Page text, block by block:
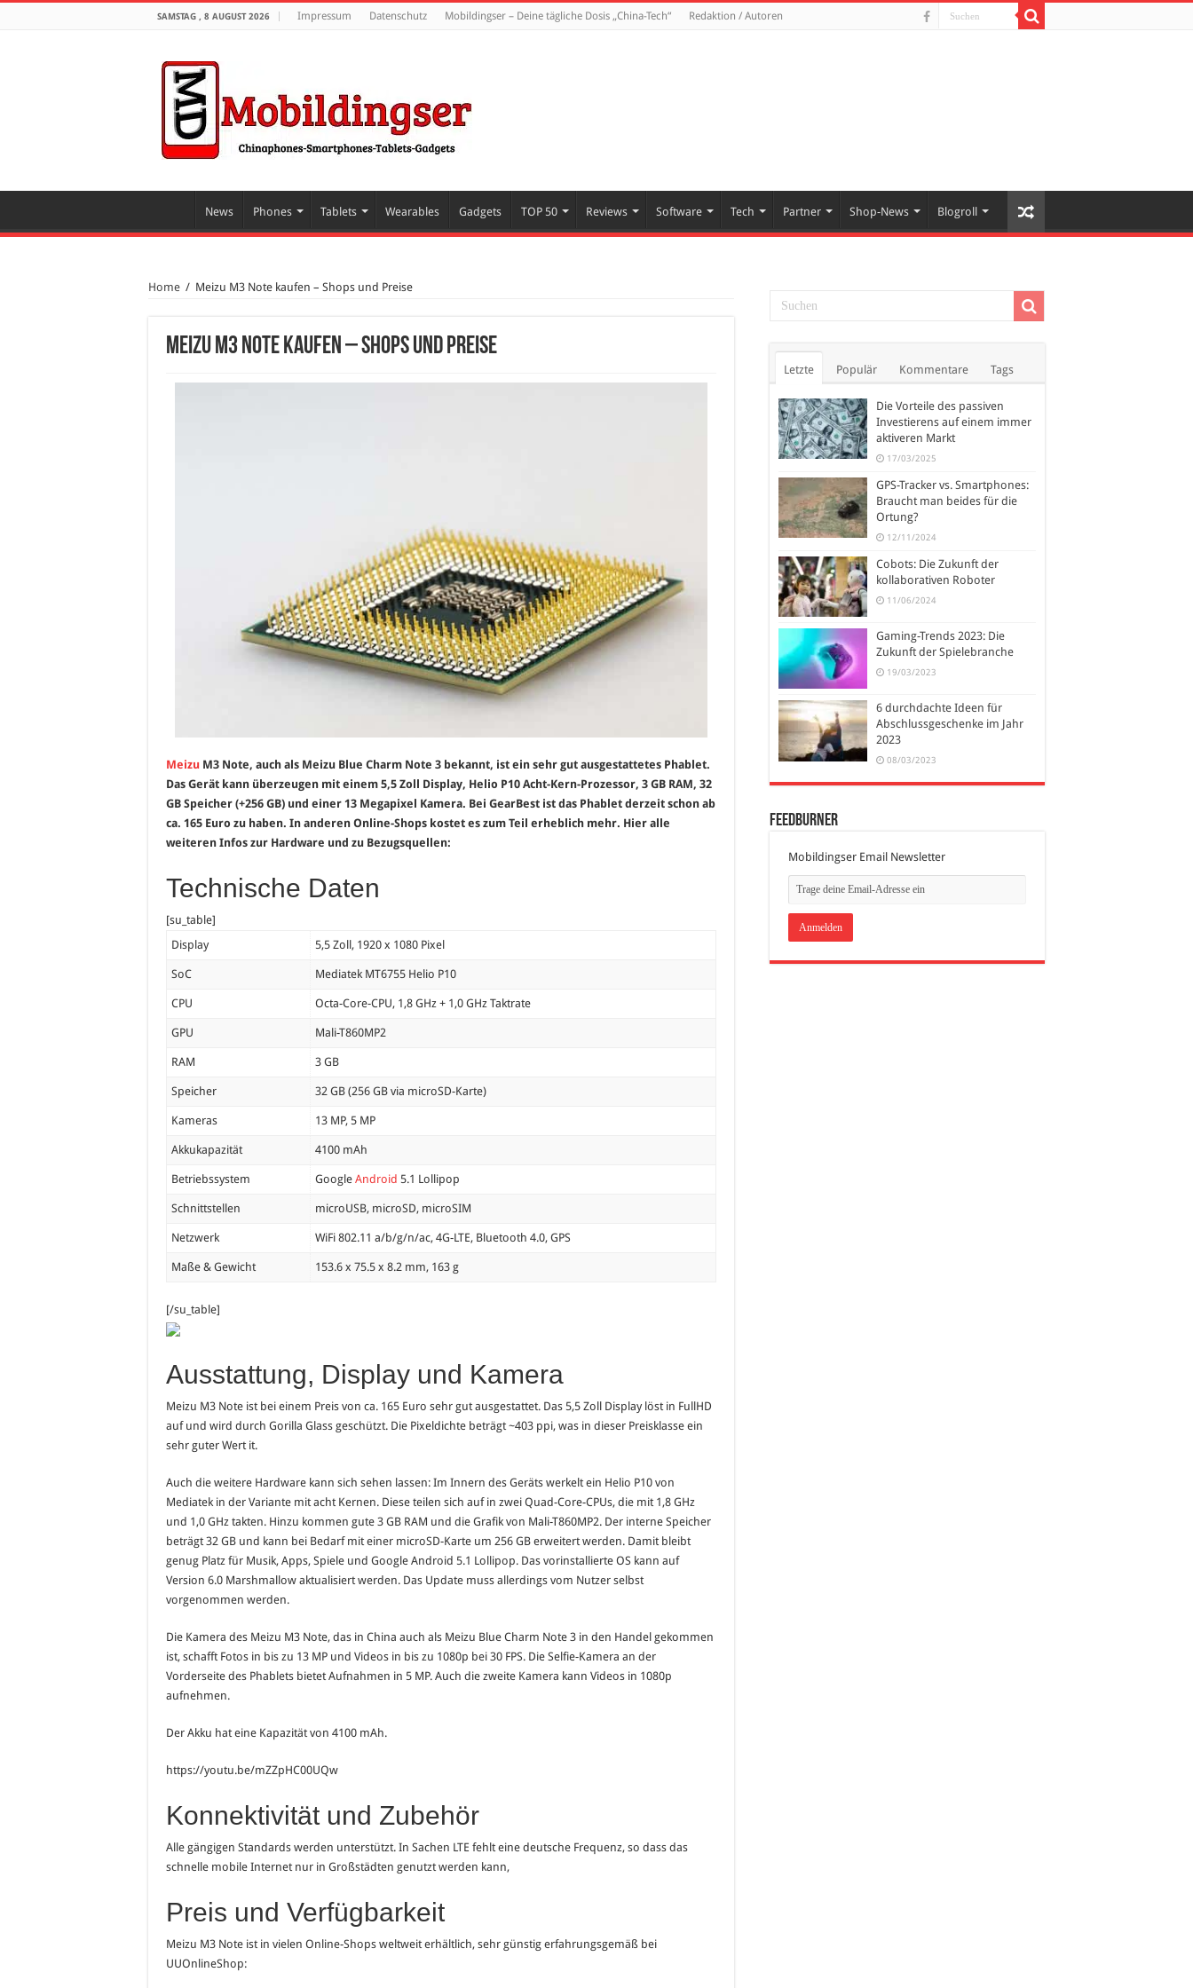
SAMSTAG , 8 AUGUST 2026 Impressum Datenschutz Mobildingser – Deine tägliche Dosis „China-Tech“ Redaktion / Autoren
News Phones Tablets Wearables Gadgets TOP 50 Reviews Software Tech Partner Shop-News Blogroll
Home / Meizu M3 Note kaufen – Shops und Preise
Meizu M3 Note kaufen – Shops und Preise
Meizu M3 Note, auch als Meizu Blue Charm Note 3 bekannt, ist ein sehr gut ausgestattetes Phablet.
Das Gerät kann überzeugen mit einem 5,5 Zoll Display, Helio P10 Acht-Kern-Prozessor, 3 GB RAM, 32
GB Speicher (+256 GB) und einer 13 Megapixel Kamera. Bei GearBest ist das Phablet derzeit schon ab
ca. 165 Euro zu haben. In anderen Online-Shops kostet es zum Teil erheblich mehr. Hier alle
weiteren Infos zur Hardware und zu Bezugsquellen:
Technische Daten
[su_table]
Display
5,5 Zoll, 1920 x 1080 Pixel
SoC Mediatek MT6755 Helio P10
CPU Octa-Core-CPU, 1,8 GHz + 1,0 GHz Taktrate
GPU Mali-T860MP2
RAM 3 GB
Speicher 32 GB (256 GB via microSD-Karte)
Kameras 13 MP, 5 MP
Akkukapazität 4100 mAh
Betriebssystem GoogleAndroid 5.1 Lollipop
Schnittstellen microUSB, microSD, microSIM
Netzwerk WiFi 802.11 a/b/g/n/ac, 4G-LTE, Bluetooth 4.0, GPS
Maße & Gewicht 153.6 x 75.5 x 8.2 mm, 163 g
[/su_table]
Ausstattung, Display und Kamera
Meizu M3 Note ist bei einem Preis von ca. 165 Euro sehr gut ausgestattet. Das 5,5 Zoll Display löst in FullHD
auf und wird durch Gorilla Glass geschützt. Die Pixeldichte beträgt ~403 ppi, was in dieser Preisklasse ein
sehr guter Wert it.
Auch die weitere Hardware kann sich sehen lassen: Im Innern des Geräts werkelt ein Helio P10 von
Mediatek in der Variante mit acht Kernen. Diese teilen sich auf in zwei Quad-Core-CPUs, die mit 1,8 GHz
und 1,0 GHz takten. Hinzu kommen gute 3 GB RAM und die Grafik von Mali-T860MP2. Der interne Speicher
beträgt 32 GB und kann bei Bedarf mit einer microSD-Karte um 256 GB erweitert werden. Damit bleibt
genug Platz für Musik, Apps, Spiele und Google Android 5.1 Lollipop. Das vorinstallierte OS kann auf
Version 6.0 Marshmallow aktualisiert werden. Das Update muss allerdings vom Nutzer selbst
vorgenommen werden.
Die Kamera des Meizu M3 Note, das in China auch als Meizu Blue Charm Note 3 in den Handel gekommen
ist, schafft Fotos in bis zu 13 MP und Videos in bis zu 1080p bei 30 FPS. Die Selfie-Kamera an der
Vorderseite des Phablets bietet Aufnahmen in 5 MP. Auch die zweite Kamera kann Videos in 1080p
aufnehmen.
Der Akku hat eine Kapazität von 4100 mAh.
https://youtu.be/mZZpHC00UQw
Konnektivität und Zubehör
Alle gängigen Standards werden unterstützt. In Sachen LTE fehlt eine deutsche Frequenz, so dass das
schnelle mobile Internet nur in Großstädten genutzt werden kann,
Preis und Verfügbarkeit
Meizu M3 Note ist in vielen Online-Shops weltweit erhältlich, sehr günstig erfahrungsgemäß bei
UUOnlineShop:
Letzte Populär Kommentare Tags
Die Vorteile des passiven
Investierens auf einem immer
aktiveren Markt
17/03/2025
GPS-Tracker vs. Smartphones:
Braucht man beides für die
Ortung?
12/11/2024
Cobots: Die Zukunft der
kollaborativen Roboter
11/06/2024
Gaming-Trends 2023: Die
Zukunft der Spielebranche
19/03/2023
6 durchdachte Ideen für
Abschlussgeschenke im Jahr
2023
08/03/2023
FeedBurner
Mobildingser Email Newsletter